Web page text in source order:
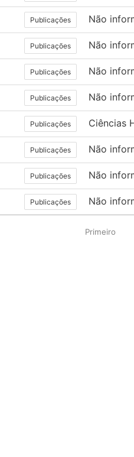
Publicações Não
Publicações Não
Publicações Não
Publicações Não
Publicações Ciências
Publicações Não
Publicações Não
Publicações Não
Primeiro